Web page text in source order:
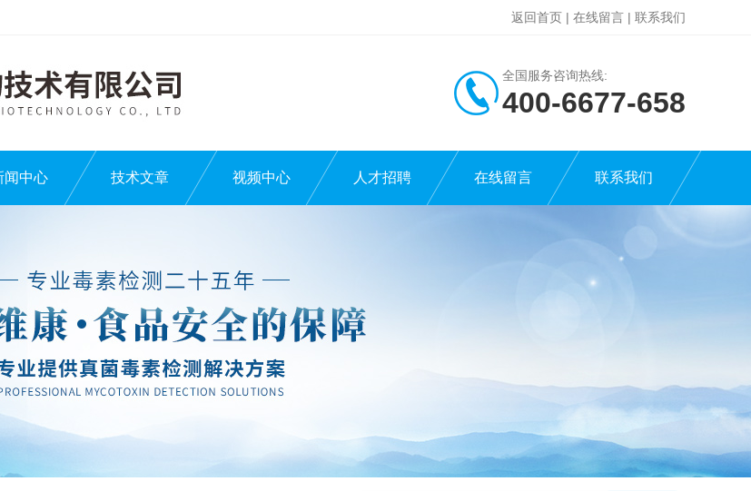
返回首页 | 在线留言 | 联系我们
全国服务咨询热线:
400-6677-658
闻中心 技术文章 视频中心 人才招聘 在线留言 联系我们